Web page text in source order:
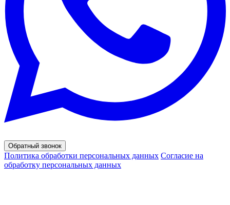
Обратный звонок
Политика обработки персональных данных Согласие на
обработку персональных данных